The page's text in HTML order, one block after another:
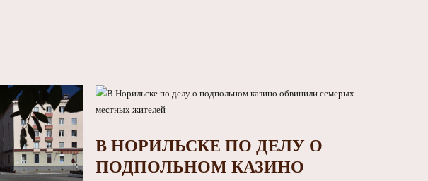
В НОРИЛЬСКЕ ПО ДЕЛУ О
ПОДПОЛЬНОМ КАЗИНО